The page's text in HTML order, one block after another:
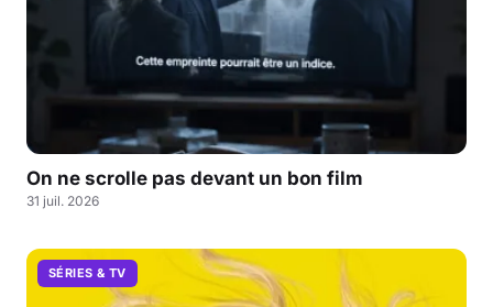
On ne scrolle pas devant un bon film
31 juil. 2026
SÉRIES & TV